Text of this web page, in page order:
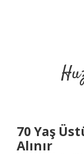
70 Yaş
Alınır